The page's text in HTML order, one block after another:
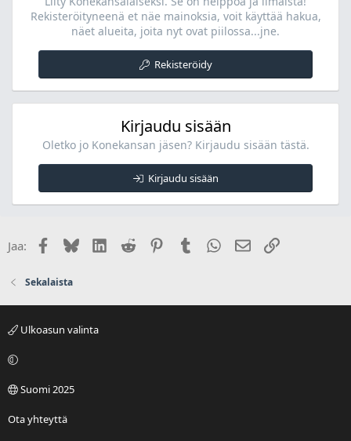
Rekisteröityneenä et näe mainoksia, voit käyttää hakua,
näet alueita, joita nyt ovat piilossa...jne.
Rekisteröidy
Kirjaudu sisään
Oletko jo Konekansan jäsen? Kirjaudu sisään tästä.
Kirjaudu sisään
Jaa: Facebook
BlueskyLinkedIn
Reddit PinterestTumblr WhatsApp
Sähköposti
Linkki
Sekalaista
Ulkoasun valinta
Suomi 2025
Ota yhteyttä